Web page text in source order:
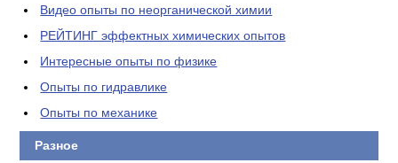
Видео опыты по неорганической химии
РЕЙТИНГ эффектных химических опытов
Интересные опыты по физике
Опыты по гидравлике
Опыты по механике
Разное